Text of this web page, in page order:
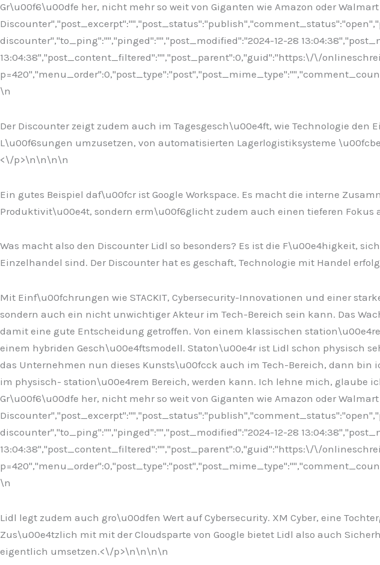
Gr\u00f6\u00dfe her, nicht mehr so weit von Giganten wie Amazon oder
discounter","to_ping":"","pinged":"","post_modified":"2024-12-28
13:04:38","post_content_filtered":"","post_parent":0,"guid":"https:\/\/
\n
Der Discounter zeigt zudem auch im Tagesgesch\u00e4ft, wie Technologie
L\u00f6sungen umzusetzen, von automatisierten Lagerlogistiksysteme
<\/p>\n\n\n\n
Ein gutes Beispiel daf\u00fcr ist Google Workspace. Es macht die interne
Produktivit\u00e4t, sondern erm\u00f6glicht zudem auch einen tieferen
Was macht also den Discounter Lidl so besonders? Es ist die F\u00e4higkeit,
Einzelhandel sind. Der Discounter hat es geschaft, Technologie mit Handel
Mit Einf\u00fchrungen wie STACKIT, Cybersecurity-Innovationen und einer
sondern auch ein nicht unwichtiger Akteur im Tech-Bereich sein kann. Das
damit eine gute Entscheidung getroffen. Von einem klassischen
einem hybriden Gesch\u00e4ftsmodell. Staton\u00e4r ist Lidl schon physisch
das Unternehmen nun dieses Kunsts\u00fcck auch im Tech-Bereich, dann bin
im physisch- station\u00e4rem Bereich, werden kann. Ich lehne mich, glaube
Gr\u00f6\u00dfe her, nicht mehr so weit von Giganten wie Amazon oder
discounter","to_ping":"","pinged":"","post_modified":"2024-12-28
13:04:38","post_content_filtered":"","post_parent":0,"guid":"https:\/\/
\n
Lidl legt zudem auch gro\u00dfen Wert auf Cybersecurity. XM Cyber, eine
Zus\u00e4tzlich mit mit der Cloudsparte von Google bietet Lidl also auch
eigentlich umsetzen.<\/p>\n\n\n\n